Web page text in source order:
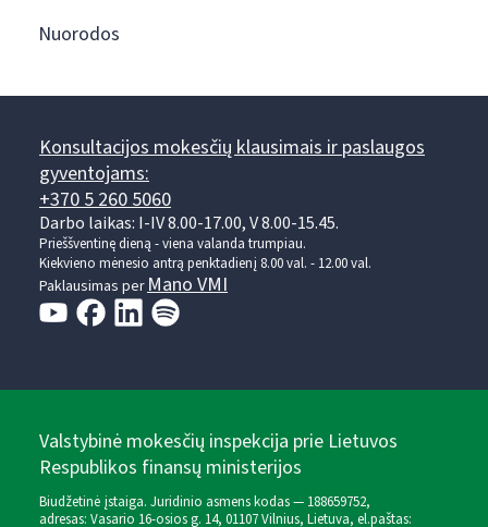
Nuorodos
Konsultacijos mokesčių klausimais ir paslaugos
gyventojams:
+370 5 260 5060
Darbo laikas: I-IV 8.00-17.00, V 8.00-15.45.
Prieššventinę dieną - viena valanda trumpiau.
Kiekvieno mėnesio antrą penktadienį 8.00 val. - 12.00 val.
Paklausimas perMano VMI
Valstybinė mokesčių inspekcija prie Lietuvos
Respublikos finansų ministerijos
Biudžetinė įstaiga. Juridinio asmens kodas — 188659752,
adresas: Vasario 16-osios g. 14, 01107 Vilnius, Lietuva, el.paštas: